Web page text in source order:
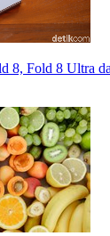
8, Fold 8 Ultra